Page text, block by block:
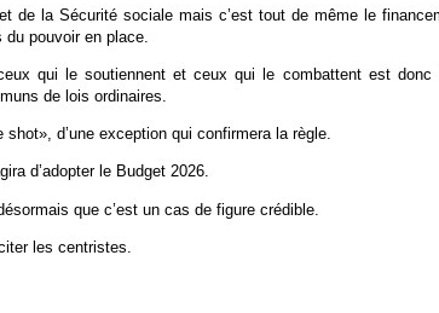
de la Sécurité sociale mais c’est tout de même le
du pouvoir en place.
qui le soutiennent et ceux qui le combattent est donc
de lois ordinaires.
shot», d’une exception qui confirmera la règle.
d’adopter le Budget 2026.
que c’est un cas de figure crédible.
les centristes.